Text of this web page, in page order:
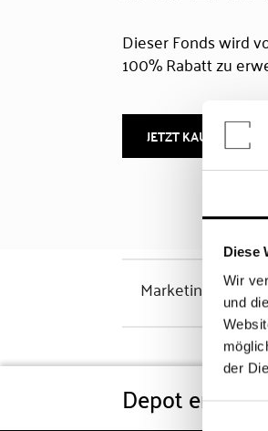
Diese
Wir
und
der
Dieser Fonds wird
100% Rabatt zu
JETZT KAUFEN
Marketinghinweis
Depot